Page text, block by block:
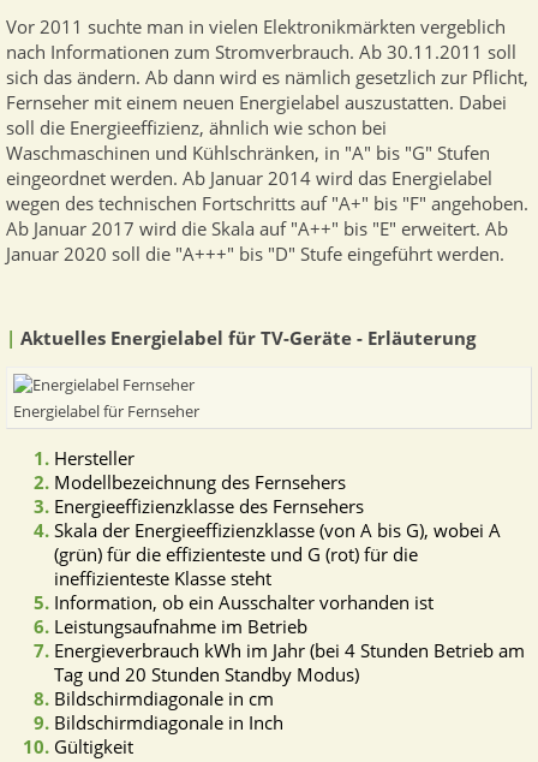
Vor 2011 suchte man in vielen Elektronikmärkten vergeblich
nach Informationen zum Stromverbrauch. Ab 30.11.2011 soll
sich das ändern. Ab dann wird es nämlich gesetzlich zur Pflicht,
Fernseher mit einem neuen Energielabel auszustatten. Dabei
soll die Energieeffizienz, ähnlich wie schon bei
Waschmaschinen und Kühlschränken, in "A" bis "G" Stufen
eingeordnet werden. Ab Januar 2014 wird das Energielabel
wegen des technischen Fortschritts auf "A+" bis "F" angehoben.
Ab Januar 2017 wird die Skala auf "A++" bis "E" erweitert. Ab
Januar 2020 soll die "A+++" bis "D" Stufe eingeführt werden.
| Aktuelles Energielabel für TV-Geräte - Erläuterung
Energielabel für Fernseher
Hersteller
Modellbezeichnung des Fernsehers
Energieeffizienzklasse des Fernsehers
Skala der Energieeffizienzklasse (von A bis G), wobei A
(grün) für die effizienteste und G (rot) für die
ineffizienteste Klasse steht
Information, ob ein Ausschalter vorhanden ist
Leistungsaufnahme im Betrieb
Energieverbrauch kWh im Jahr (bei 4 Stunden Betrieb am
Tag und 20 Stunden Standby Modus)
Bildschirmdiagonale in cm
Bildschirmdiagonale in Inch
Gültigkeit